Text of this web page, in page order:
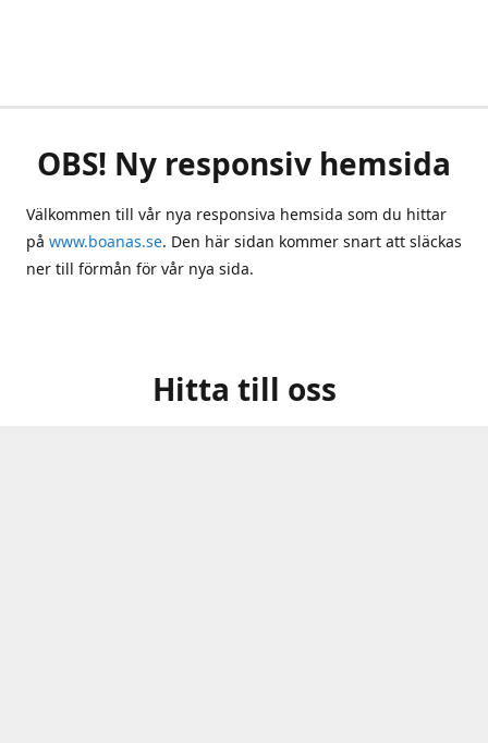
OBS! Ny responsiv hemsida
Välkommen till vår nya responsiva hemsida som du hittar
på www.boanas.se. Den här sidan kommer snart att släckas
ner till förmån för vår nya sida.
Hitta till oss